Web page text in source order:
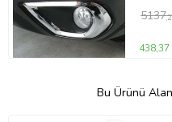
5137
Bu Ürünü